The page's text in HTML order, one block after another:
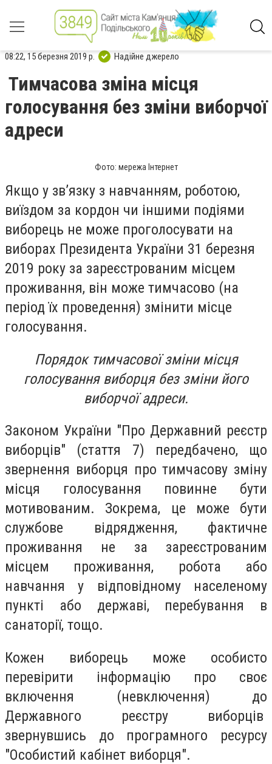
08:22, 15 березня 2019 р. Надійне джерело
Тимчасова зміна місця
голосування без зміни виборчої
адреси
Фото: мережа Інтернет
Якщо у зв’язку з навчанням, роботою,
виїздом за кордон чи іншими подіями
виборець не може проголосувати на
виборах Президента України 31 березня
2019 року за зареєстрованим місцем
проживання, він може тимчасово (на
період їх проведення) змінити місце
голосування.
Порядок тимчасової зміни місця
голосування виборця без зміни його
виборчої адреси.
Законом України "Про Державний реєстр
виборців" (стаття 7) передбачено, що
звернення виборця про тимчасову зміну
місця голосування повинне бути
мотивованим. Зокрема, це може бути
службове відрядження, фактичне
проживання не за зареєстрованим
місцем проживання, робота або
навчання у відповідному населеному
пункті або державі, перебування в
санаторії, тощо.
Кожен виборець може особисто
перевірити інформацію про своє
включення (невключення) до
Державного реєстру виборців
звернувшись до програмного ресурсу
"Особистий кабінет виборця".